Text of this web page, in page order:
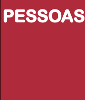
PESSOAS